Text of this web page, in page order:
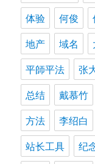
体验 何俊
地产
域名
平師平法
张
总结
戴慕竹
方法
李绍白
站长工具
纪